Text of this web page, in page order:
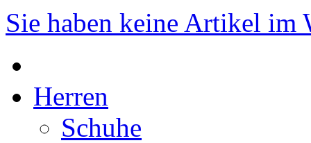
Sie haben keine Artikel im
Herren
Schuhe